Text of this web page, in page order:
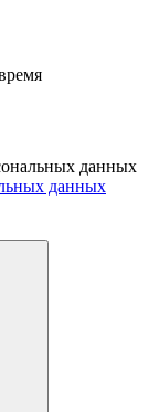
данных
данных